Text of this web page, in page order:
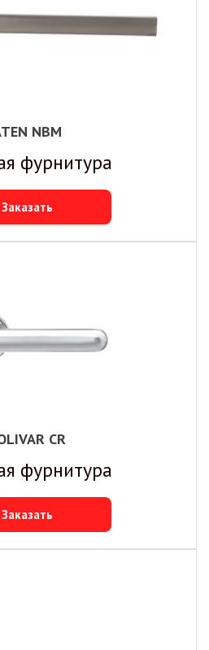
NBM
фурнитура
Заказать
CR
фурнитура
Заказать